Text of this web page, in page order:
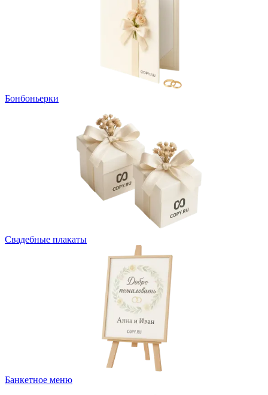
Бонбоньерки
Свадебные плакаты
Банкетное меню